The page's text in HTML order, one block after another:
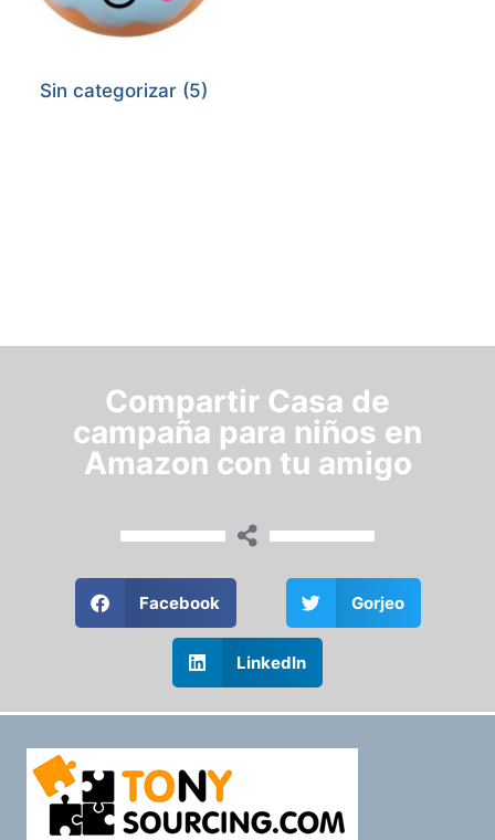
Sin categorizar (5)
Compartir Casa de
campaña para niños en
Amazon con tu amigo
Facebook Gorjeo
LinkedIn